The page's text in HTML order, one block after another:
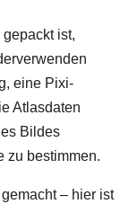
ist,
eine Pixi-
Atlasdaten
Bildes
zu bestimmen.
– hier ist